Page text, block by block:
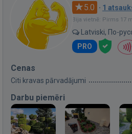
5.0 · 1
Bija vietnē: Pirms 17
Latviski, По-
PRO
Cenas
Citi kravas pārvadājumi
Darbu piemēri